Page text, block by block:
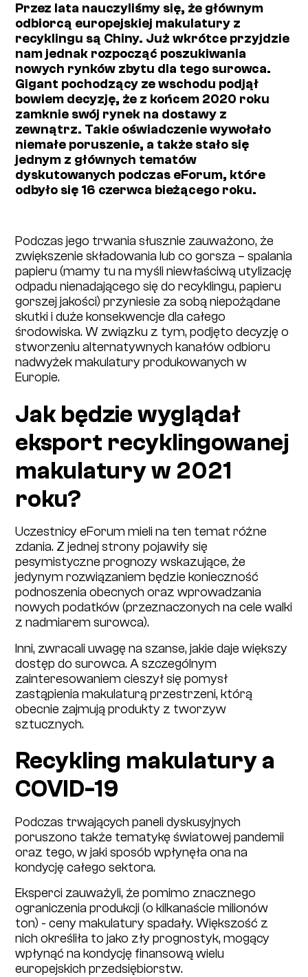
Przez lata nauczyliśmy się, że głównym
odbiorcą europejskiej makulatury z
recyklingu są Chiny. Już wkrótce przyjdzie
nam jednak rozpocząć poszukiwania
nowych rynków zbytu dla tego surowca.
Gigant pochodzący ze wschodu podjął
bowiem decyzję, że z końcem 2020 roku
zamknie swój rynek na dostawy z
zewnątrz. Takie oświadczenie wywołało
niemałe poruszenie, a także stało się
jednym z głównych tematów
dyskutowanych podczas eForum, które
odbyło się 16 czerwca bieżącego roku.
Podczas jego trwania słusznie zauważono, że
zwiększenie składowania lub co gorsza – spalania
papieru (mamy tu na myśli niewłaściwą utylizację
odpadu nienadającego się do recyklingu, papieru
gorszej jakości) przyniesie za sobą niepożądane
skutki i duże konsekwencje dla całego
środowiska. W związku z tym, podjęto decyzję o
stworzeniu alternatywnych kanałów odbioru
nadwyżek makulatury produkowanych w
Europie.
Jak będzie wyglądał
eksport recyklingowanej
makulatury w 2021
roku?
Uczestnicy eForum mieli na ten temat różne
zdania. Z jednej strony pojawiły się
pesymistyczne prognozy wskazujące, że
jedynym rozwiązaniem będzie konieczność
podnoszenia obecnych oraz wprowadzania
nowych podatków (przeznaczonych na cele walki
z nadmiarem surowca).
Inni, zwracali uwagę na szanse, jakie daje większy
dostęp do surowca. A szczególnym
zainteresowaniem cieszył się pomysł
zastąpienia makulaturą przestrzeni, którą
obecnie zajmują produkty z tworzyw
sztucznych.
Recykling makulatury a
COVID-19
Podczas trwających paneli dyskusyjnych
poruszono także tematykę światowej pandemii
oraz tego, w jaki sposób wpłynęła ona na
kondycję całego sektora.
Eksperci zauważyli, że pomimo znacznego
ograniczenia produkcji (o kilkanaście milionów
ton) - ceny makulatury spadały. Większość z
nich określiła to jako zły prognostyk, mogący
wpłynąć na kondycję finansową wielu
europejskich przedsiębiorstw.